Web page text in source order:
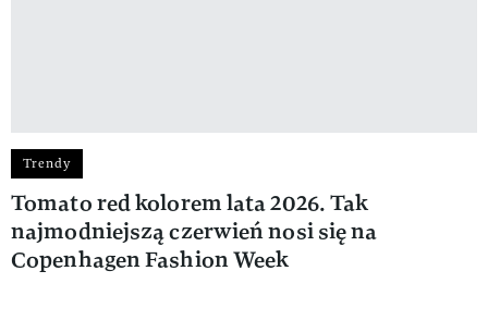
Trendy
Tomato red kolorem lata 2026. Tak
najmodniejszą czerwień nosi się na
Copenhagen Fashion Week